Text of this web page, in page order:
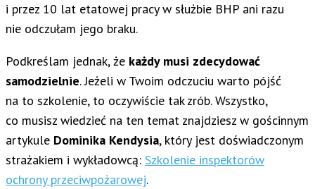
i przez 10 lat etatowej pracy w służbie BHP ani razu
nie odczułam jego braku.
Podkreślam jednak, że każdy musi zdecydować
samodzielnie. Jeżeli w Twoim odczuciu warto pójść
na to szkolenie, to oczywiście tak zrób. Wszystko,
co musisz wiedzieć na ten temat znajdziesz w gościnnym
artykule Dominika Kendysia, który jest doświadczonym
strażakiem i wykładowcą: Szkolenie inspektorów
ochrony przeciwpożarowej.